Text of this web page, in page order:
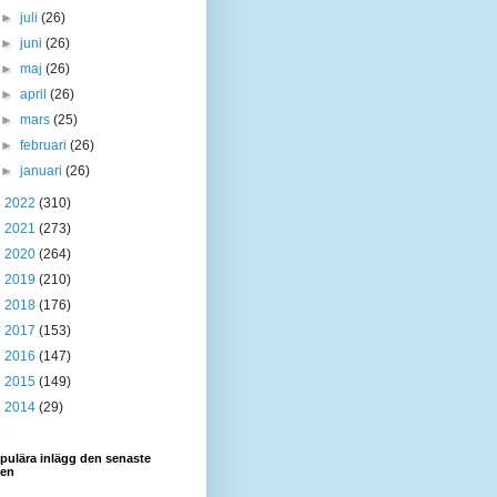
►juli(26)
►juni(26)
►maj(26)
►april(26)
►mars(25)
►februari(26)
►januari(26)
2022 (310)
2021 (273)
2020 (264)
2019 (210)
2018 (176)
2017 (153)
2016 (147)
2015 (149)
2014 (29)
inlägg den senaste